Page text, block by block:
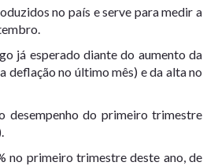
no país e serve para medir a
já esperado diante do aumento da
deflação no último mês) e da alta no
desempenho do primeiro trimestre
no primeiro trimestre deste ano, de